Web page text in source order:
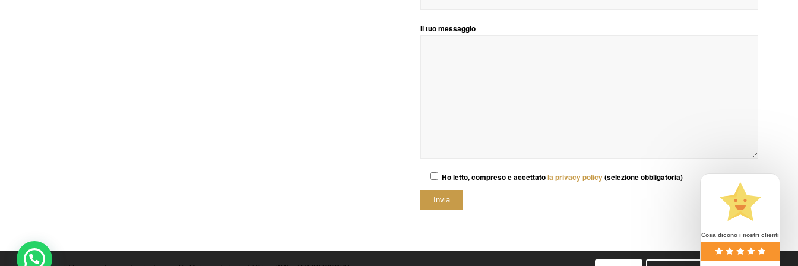
Il tuo messaggio
Ho letto, compreso e accettatola privacy policy(selezione obbligatoria)
Cosa dicono i nostri clienti